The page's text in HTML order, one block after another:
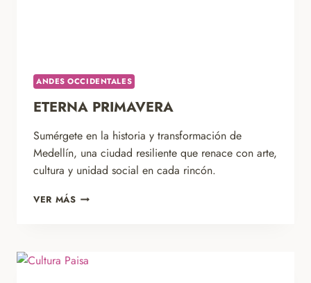
ANDES OCCIDENTALES
ETERNA PRIMAVERA
Sumérgete en la historia y transformación de
Medellín, una ciudad resiliente que renace con arte,
cultura y unidad social en cada rincón.
VER MÁSETERNA